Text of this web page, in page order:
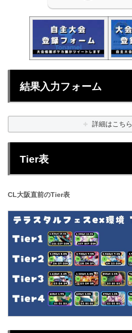
結果入力フォーム
詳細はこちら
Tier表
CL大阪直前のTier表